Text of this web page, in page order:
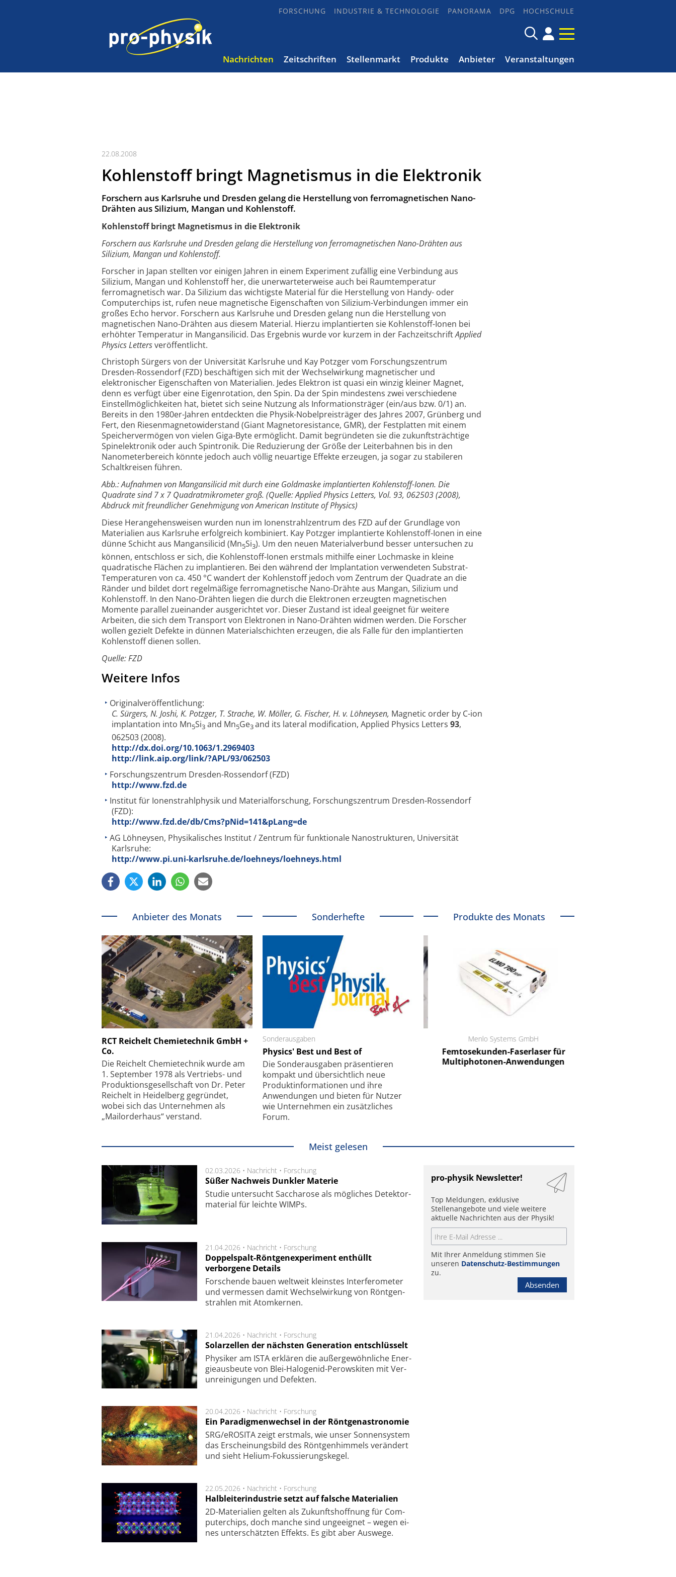
FORSCHUNG INDUSTRIE & TECHNOLOGIE PANORAMA DPG HOCHSCHULE
Nachrichten Zeitschriften Stellenmarkt Produkte Anbieter Veranstaltungen
22.08.2008
Kohlenstoff bringt Magnetismus in die Elektronik
Forschern aus Karlsruhe und Dresden gelang die Herstellung von ferromagnetischen Nano-
Drähten aus Silizium, Mangan und Kohlenstoff.
Kohlenstoff bringt Magnetismus in die Elektronik
Forschern aus Karlsruhe und Dresden gelang die Herstellung von ferromagnetischen Nano-Drähten aus
Silizium, Mangan und Kohlenstoff.
Forscher in Japan stellten vor einigen Jahren in einem Experiment zufällig eine Verbindung aus
Silizium, Mangan und Kohlenstoff her, die unerwarteterweise auch bei Raumtemperatur
ferromagnetisch war. Da Silizium das wichtigste Material für die Herstellung von Handy- oder
Computerchips ist, rufen neue magnetische Eigenschaften von Silizium-Verbindungen immer ein
großes Echo hervor. Forschern aus Karlsruhe und Dresden gelang nun die Herstellung von
magnetischen Nano-Drähten aus diesem Material. Hierzu implantierten sie Kohlenstoff-Ionen bei
erhöhter Temperatur in Mangansilicid. Das Ergebnis wurde vor kurzem in der FachzeitschriftApplied
Physics Lettersveröffentlicht.
Christoph Sürgers von der Universität Karlsruhe und Kay Potzger vom Forschungszentrum
Dresden-Rossendorf (FZD) beschäftigen sich mit der Wechselwirkung magnetischer und
elektronischer Eigenschaften von Materialien. Jedes Elektron ist quasi ein winzig kleiner Magnet,
denn es verfügt über eine Eigenrotation, den Spin. Da der Spin mindestens zwei verschiedene
Einstellmöglichkeiten hat, bietet sich seine Nutzung als Informationsträger (ein/aus bzw. 0/1) an.
Bereits in den 1980er-Jahren entdeckten die Physik-Nobelpreisträger des Jahres 2007, Grünberg und
Fert, den Riesenmagnetowiderstand (Giant Magnetoresistance, GMR), der Festplatten mit einem
Speichervermögen von vielen Giga-Byte ermöglicht. Damit begründeten sie die zukunftsträchtige
Spinelektronik oder auch Spintronik. Die Reduzierung der Größe der Leiterbahnen bis in den
Nanometerbereich könnte jedoch auch völlig neuartige Effekte erzeugen, ja sogar zu stabileren
Schaltkreisen führen.
Abb.: Aufnahmen von Mangansilicid mit durch eine Goldmaske implantierten Kohlenstoff-Ionen. Die
Quadrate sind 7 x 7 Quadratmikrometer groß. (Quelle: Applied Physics Letters, Vol. 93, 062503 (2008),
Abdruck mit freundlicher Genehmigung von American Institute of Physics)
Diese Herangehensweisen wurden nun im Ionenstrahlzentrum des FZD auf der Grundlage von
Materialien aus Karlsruhe erfolgreich kombiniert. Kay Potzger implantierte Kohlenstoff-Ionen in eine
dünne Schicht aus Mangansilicid (Mn5Si3). Um den neuen Materialverbund besser untersuchen zu
können, entschloss er sich, die Kohlenstoff-Ionen erstmals mithilfe einer Lochmaske in kleine
quadratische Flächen zu implantieren. Bei den während der Implantation verwendeten Substrat-
Temperaturen von ca. 450 °C wandert der Kohlenstoff jedoch vom Zentrum der Quadrate an die
Ränder und bildet dort regelmäßige ferromagnetische Nano-Drähte aus Mangan, Silizium und
Kohlenstoff. In den Nano-Drähten liegen die durch die Elektronen erzeugten magnetischen
Momente parallel zueinander ausgerichtet vor. Dieser Zustand ist ideal geeignet für weitere
Arbeiten, die sich dem Transport von Elektronen in Nano-Drähten widmen werden. Die Forscher
wollen gezielt Defekte in dünnen Materialschichten erzeugen, die als Falle für den implantierten
Kohlenstoff dienen sollen.
Quelle: FZD
Weitere Infos
Originalveröffentlichung:
C. Sürgers, N. Joshi, K. Potzger, T. Strache, W. Möller, G. Fischer, H. v. Löhneysen, Magnetic order by C-ion
implantation into Mn5Si3 and Mn5Ge3and its lateral modification, Applied Physics Letters 93,
062503 (2008).
http://dx.doi.org/10.1063/1.2969403
http://link.aip.org/link/?APL/93/062503
Forschungszentrum Dresden-Rossendorf (FZD)
http://www.fzd.de
Institut für Ionenstrahlphysik und Materialforschung, Forschungszentrum Dresden-Rossendorf
(FZD):
http://www.fzd.de/db/Cms?pNid=141&pLang=de
AG Löhneysen, Physikalisches Institut / Zentrum für funktionale Nanostrukturen, Universität
Karlsruhe:
http://www.pi.uni-karlsruhe.de/loehneys/loehneys.html
Anbieter des Monats
RCT Reichelt Chemietechnik GmbH +
Co.
Die Reichelt Chemietechnik wurde am
1. September 1978 als Vertriebs- und
Produktionsgesellschaft von Dr. Peter
Reichelt in Heidelberg gegründet,
wobei sich das Unternehmen als
„Mailorderhaus“ verstand.
Sonderhefte
Sonderausgaben
Physics' Best und Best of
Die Sonder­ausgaben präsentieren
kompakt und übersichtlich neue
Produkt­informationen und ihre
Anwendungen und bieten für Nutzer
wie Unternehmen ein zusätzliches
Forum.
Produkte des Monats
Schäfter + Kirchhoff GmbH
Feinfokussierungsmechanismus
Elektronenmikroskopie auf
kleinstem Raum
Menlo Systems GmbH
Femtosekunden-Faserlaser für
Multiphotonen-Anwendungen
Meist gelesen
02.03.2026 • Nachricht • Forschung
Süßer Nachweis Dunkler Materie
Studie unter­sucht Saccha­ro­se als mög­li­ches De­tek­tor­
ma­te­rial für leich­te WIMPs.
21.04.2026 • Nachricht • Forschung
Doppelspalt-Röntgenexperiment enthüllt
verborgene Details
For­schen­de bau­en welt­weit kleins­tes In­ter­fe­ro­me­ter
und ver­mes­sen da­mit Wech­sel­wir­kung von Rönt­gen­
strah­len mit Atom­ker­nen.
21.04.2026 • Nachricht • Forschung
Solarzellen der nächsten Generation entschlüsselt
Physiker am ISTA er­klä­ren die außer­ge­wöhn­li­che Ener­
gie­aus­beu­te von Blei-Halo­ge­nid-Perows­ki­ten mit Ver­
unrei­ni­gung­en und De­fek­ten.
20.04.2026 • Nachricht • Forschung
Ein Paradigmenwechsel in der Röntgenastronomie
SRG/eROSITA zeigt erst­mals, wie unser Son­nen­sys­tem
das Er­schei­nungs­bild des Rönt­gen­him­mels ver­än­dert
und sieht Helium-Fokus­sie­rungs­ke­gel.
22.05.2026 • Nachricht • Forschung
Halbleiterindustrie setzt auf falsche Materialien
2D-Mate­ri­a­li­en gel­ten als Zu­kunfts­hoff­nung für Com­
pu­ter­chips, doch man­che sind un­ge­eig­net – we­gen ei­
nes un­ter­schätz­ten Ef­fekts. Es gibt aber Aus­we­ge.
pro-physik Newsletter!
Top Meldungen, exklusive
Stellenangebote und viele weitere
aktuelle Nachrichten aus der Physik!
Mit Ihrer Anmeldung stimmen Sie
unseren Datenschutz-Bestimmungen
zu.
Absenden